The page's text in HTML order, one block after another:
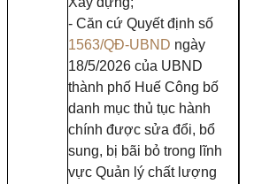
- Căn cứ Quyết định số
1563/QĐ-UBND ngày
18/5/2026 của UBND
thành phố Huế Công bố
danh mục thủ tục hành
chính được sửa đổi, bổ
sung, bị bãi bỏ trong lĩnh
vực Quản lý chất lượng